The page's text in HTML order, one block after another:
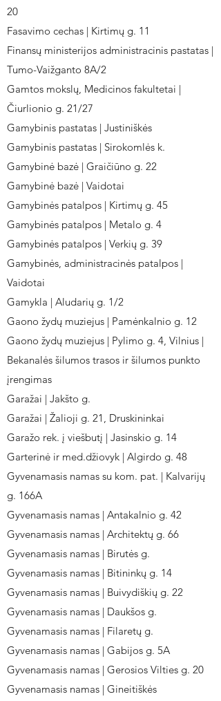
20
Fasavimo cechas | Kirtimų g. 11
Finansų ministerijos administracinis pastatas |
Tumo-Vaižganto 8A/2
Gamtos mokslų, Medicinos fakultetai |
Čiurlionio g. 21/27
Gamybinis pastatas | Justiniškės
Gamybinis pastatas | Sirokomlės k.
Gamybinė bazė | Graičiūno g. 22
Gamybinė bazė | Vaidotai
Gamybinės patalpos | Kirtimų g. 45
Gamybinės patalpos | Metalo g. 4
Gamybinės patalpos | Verkių g. 39
Gamybinės, administracinės patalpos |
Vaidotai
Gamykla | Aludarių g. 1/2
Gaono žydų muziejus | Pamėnkalnio g. 12
Gaono žydų muziejus | Pylimo g. 4, Vilnius |
Bekanalės šilumos trasos ir šilumos punkto
įrengimas
Garažai | Jakšto g.
Garažai | Žalioji g. 21, Druskininkai
Garažo rek. į viešbutį | Jasinskio g. 14
Garterinė ir med.džiovyk | Algirdo g. 48
Gyvenamasis namas su kom. pat. | Kalvarijų
g. 166A
Gyvenamasis namas | Antakalnio g. 42
Gyvenamasis namas | Architektų g. 66
Gyvenamasis namas | Birutės g.
Gyvenamasis namas | Bitininkų g. 14
Gyvenamasis namas | Buivydiškių g. 22
Gyvenamasis namas | Daukšos g.
Gyvenamasis namas | Filaretų g.
Gyvenamasis namas | Gabijos g. 5A
Gyvenamasis namas | Gerosios Vilties g. 20
Gyvenamasis namas | Gineitiškės